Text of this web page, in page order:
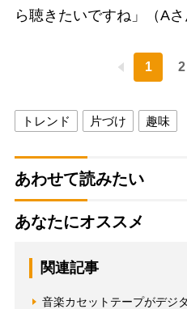
ら聴きたいですね」（Aさ
1 2
トレンド 片づけ 趣味
あわせて読みたい
あなたにオススメ
関連記事
音楽カセットテープがデ